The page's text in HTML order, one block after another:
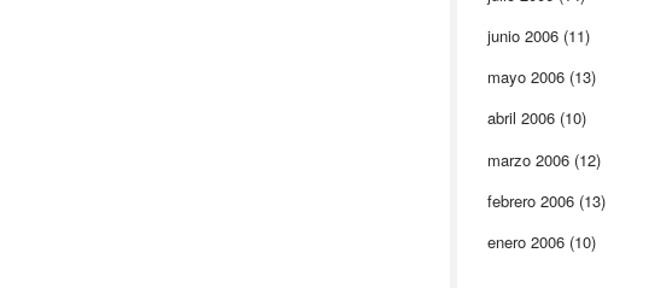
junio 2006 (11)
mayo 2006 (13)
abril 2006 (10)
marzo 2006 (12)
febrero 2006 (13)
enero 2006 (10)